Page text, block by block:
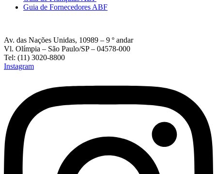
Guia de Fornecedores ABF
Av. das Nações Unidas, 10989 – 9 º andar
Vl. Olímpia – São Paulo/SP – 04578-000
Tel: (11) 3020-8800
Instagram